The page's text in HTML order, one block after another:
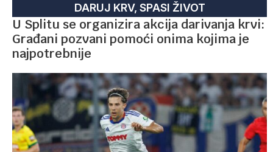
DARUJ KRV, SPASI ŽIVOT
U Splitu se organizira akcija darivanja krvi:
Građani pozvani pomoći onima kojima je
najpotrebnije